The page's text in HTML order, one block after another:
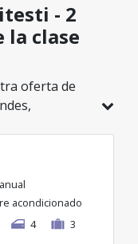
- 2
la clase
oferta de
acondicionado
4 3